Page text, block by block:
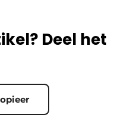
Deel het